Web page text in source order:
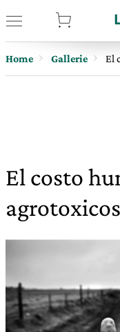
Home Gallerie El
El costo
agrotoxicos